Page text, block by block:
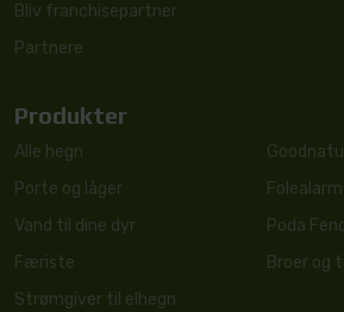
Bliv franchisepartner
Partnere
Produkter
Alle hegn
Porte og låger
Vand til dine dyr
Færiste
Strømgiver til elhegn
Folealarm
Poda
Broer og